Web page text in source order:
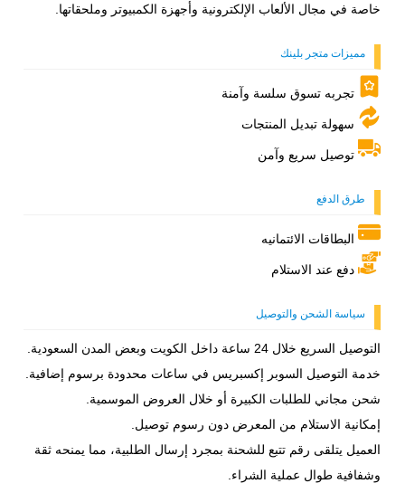
خاصة في مجال الألعاب الإلكترونية وأجهزة الكمبيوتر وملحقاتها.
مميزات متجر بلينك
تجربه تسوق سلسة وآمنة
سهولة تبديل المنتجات
توصيل سريع وآمن
طرق الدفع
البطاقات الائتمانيه
دفع عند الاستلام
سياسة الشحن والتوصيل
التوصيل السريع خلال 24 ساعة داخل الكويت وبعض المدن السعودية.
خدمة التوصيل السوبر إكسبريس في ساعات محدودة برسوم إضافية.
شحن مجاني للطلبات الكبيرة أو خلال العروض الموسمية.
إمكانية الاستلام من المعرض دون رسوم توصيل.
العميل يتلقى رقم تتبع للشحنة بمجرد إرسال الطلبية، مما يمنحه ثقة
وشفافية طوال عملية الشراء.